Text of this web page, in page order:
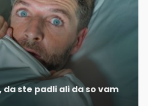
ste padli ali da so vam